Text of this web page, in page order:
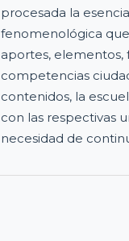
procesada la
fenomenológica
aportes,
competencias
contenidos, la
con las respectivas
necesidad de